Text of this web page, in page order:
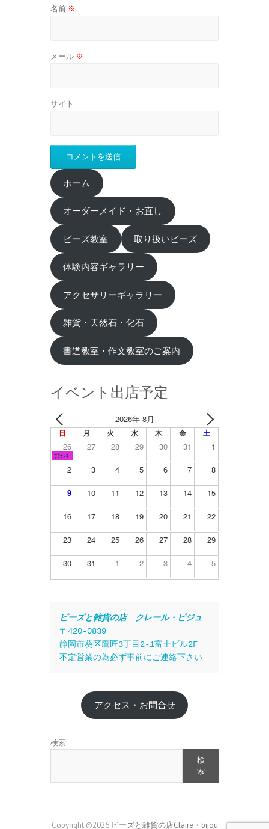
名前 ※
メール ※
サイト
ホーム
オーダーメイド・お直し
ビーズ教室 取り扱いビーズ
体験内容ギャラリー
アクセサリーギャラリー
雑貨・天然石・化石
書道教室・作文教室のご案内
イベント出店予定
2026年 8月
日 月 火 水 木 金 土
26 27 28 29 30 31 1
ｻｸﾗﾉｷ
2 3 4 5 6 7 8
9 10 11 12 13 14 15
16 17 18 19 20 21 22
23 24 25 26 27 28 29
30 31 1 2 3 4 5
ビーズと雑貨の店　クレール・ビジュ
〒420-0839
静岡市葵区鷹匠3丁目2-1富士ビル2F
不定営業の為必ず事前にご連絡下さい
アクセス・お問合せ
検索
検
索
Copyright ©2026 ビーズと雑貨の店Claire・bijou